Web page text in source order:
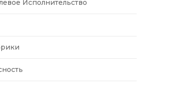
Исполнительство